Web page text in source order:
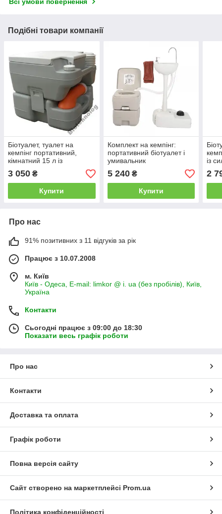
Подібні товари компанії
Біотуалет, туалет на
кемпінг портативний,
кімнатний 15 л із
патрубком PT15A
3 050 ₴
Купити
Комплект на кемпінг:
портативний біотуалет і
умивальник
5 240₴
Купити
із
2
Про нас
91% позитивних з 11 відгуків за рік
Працює з 10.07.2008
м. Київ
Київ - Одеса, E-mail: limkor @ i. ua (без пробілів), Київ,
Україна
Контакти
Сьогодні працює з 09:00 до 18:30
Показати весь графік роботи
Про нас
Контакти
Доставка та оплата
Графік роботи
Повна версія сайту
Сайт створено на маркетплейсі Prom.ua
Політика конфіденційності